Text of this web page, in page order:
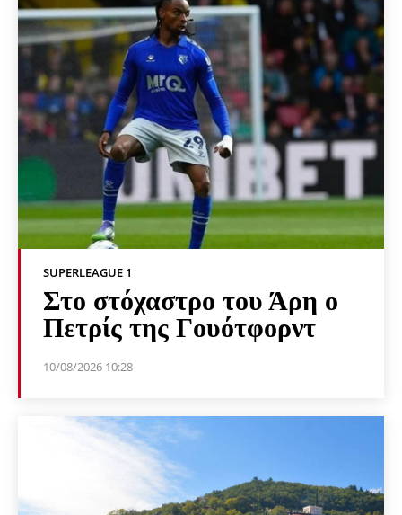
SUPERLEAGUE 1
Στο στόχαστρο του Άρη ο
Πετρίς της Γουότφορντ
10/08/2026 10:28